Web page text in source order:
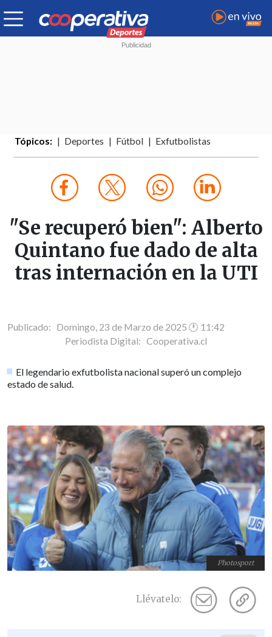
Tópicos: Deportes Fútbol Exfutbolistas
"Se recuperó bien": Alberto
Quintano fue dado de alta
tras internación en la UTI
Publicado: Domingo, 23 de Marzo de 2025 🕐 11:42
Periodista Digital: Cooperativa.cl
El legendario exfutbolista nacional superó un complejo
estado de salud.
Photosport
Llévatelo: